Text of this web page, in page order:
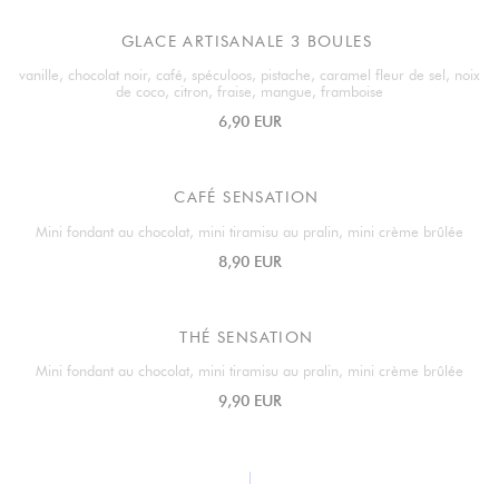
GLACE ARTISANALE 3 BOULES
vanille, chocolat noir, café, spéculoos, pistache, caramel fleur de sel, noix
de coco, citron, fraise, mangue, framboise
6,90 EUR
CAFÉ SENSATION
Mini fondant au chocolat, mini tiramisu au pralin, mini crème brûlée
8,90 EUR
THÉ SENSATION
Mini fondant au chocolat, mini tiramisu au pralin, mini crème brûlée
9,90 EUR